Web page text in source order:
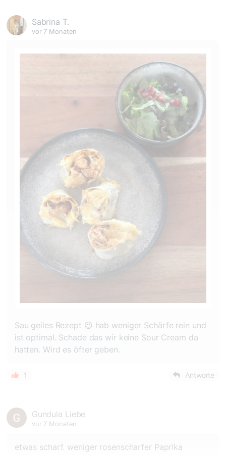
Sabrina T.
vor 7 Monaten
Sau geiles Rezept 😍 hab weniger Schärfe rein und
ist optimal. Schade das wir keine Sour Cream da
hatten. Wird es öfter geben.
1 Antworte
Gundula Liebe
vor 7 Monaten
etwas scharf. weniger rosenscharfer Paprika